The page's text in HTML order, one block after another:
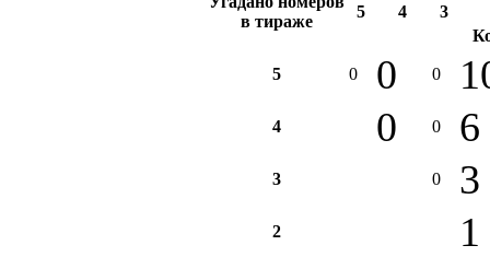
в тираже
5
4
3
5 0 0 0
4 0 0 6
3 0 3
2 1